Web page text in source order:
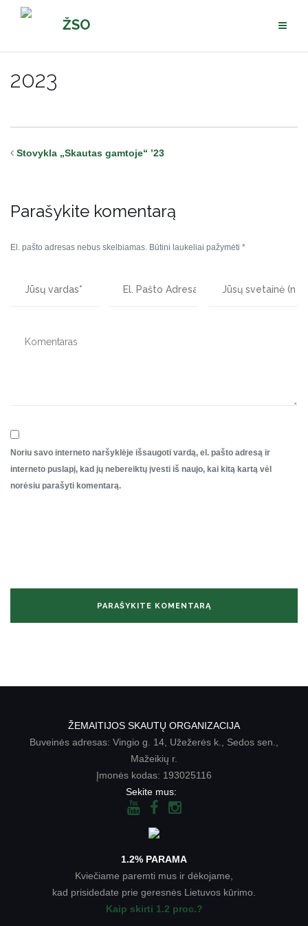
Pereiti
ŽSO
2023
Stovykla „Skautas gamtoje“ ’23
Parašykite komentarą
El. pašto adresas nebus skelbiamas. Būtini laukeliai pažymėti *
Noriu savo interneto naršyklėje išsaugoti vardą, el. pašto adresą ir
interneto puslapį, kad jų nebereiktų įvesti iš naujo, kai kitą kartą vėl
norėsiu parašyti komentarą.
ŽEMAITIJOS SKAUTŲ ORGANIZACIJA
Buveinės adresas: Vingio g. 14, Užežerės k., Sedos sen.,
Mažeikių r.
Įmonės kodas: 193025116
Sekite mus:
1.2% PARAMA
Kviečiame paremti mus ir dėkojame,
kad prisidedate prie geresnės Lietuvos kūrimo.
Kaip skirti 1.2 proc.?